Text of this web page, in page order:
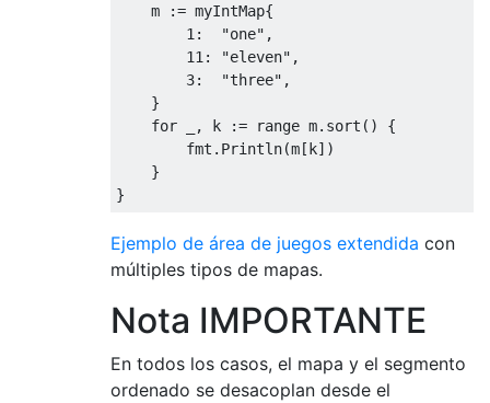
    m
:= myIntMap{
1 : "one" ,
11 : "eleven" ,
3: "three" ,
}
for
, k := range m. sort ()
{
        fmt
. Println(m[k])
}
}
Ejemplo de área de juegos extendida con
múltiples tipos de mapas.
Nota IMPORTANTE
En todos los casos, el mapa y el segmento
ordenado se desacoplan desde el